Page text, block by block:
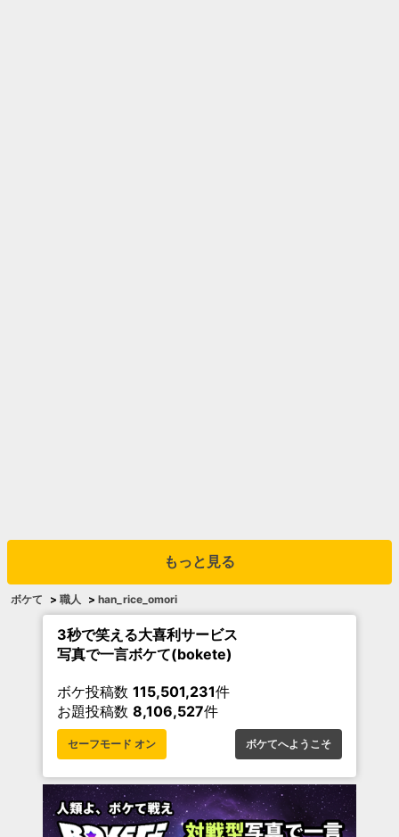
もっと見る
ボケて > 職人 > han_rice_omori
3秒で笑える大喜利サービス
写真で一言ボケて(bokete)
ボケ投稿数 115,501,231件
お題投稿数 8,106,527件
セーフモード オン ボケてへようこそ